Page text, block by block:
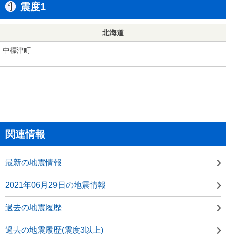
震度1
北海道
中標津町
関連情報
最新の地震情報
2021年06月29日の地震情報
過去の地震履歴
過去の地震履歴(震度3以上)